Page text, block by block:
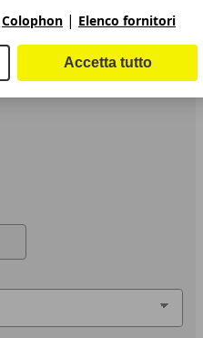
Colophon | Elenco fornitori
Accetta tutto